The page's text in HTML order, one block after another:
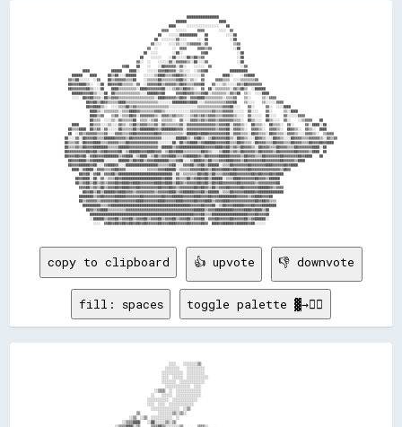
                                                                    ██████████████████
                                                              ██████                  ████
                                                          ████      ░░░░░░░░░░░░░░░░░░    ██
                                                      ▓▓▓▓    ░░░░░░      ▓▓▓▓        ░░░░  ▓▓
                                                    ██    ░░░░░░██████████    ██          ░░░░██
                                                  ██  ░░░░░░░░▓▓░░░░      ░░  ██            ░░██
                                                ▓▓░░░░    ░░░░▒▒░░░░▒▒▓▓▓▓▓▓░░▓▓              ▒▒▓▓
                                              ▓▓  ░░        ░░  ▓▓▓▓      ▓▓▓▓▒▒▓▓            ░░██
                                            ██  ░░░░        ░░██░░          ▓▓██                ░░██
                                          ██    ░░░░░░    ░░██░░░░░░██▒▒██▒▒▓▓                  ░░██
                                        ▓▓░░  ░░    ░░░░░░▓▓░░▓▓▓▓▓▓▒▒░░██░░░░▓▓                ░░██
                                ▓▓██    ██    ░░    ░░██▓▓▓▓▓▓░░▓▓░░    ░░░░░░  ▓▓                ░░▓▓
          ████            ██████    ████░░    ░░░░░░▓▓▓▓██▓▓▓▓░░▒▒░░░░  ░░▒▒▓▓██            ██████████
    ██████    ████      ██▒▒██░░░░██████    ░░░░░░▒▒████▒▒▒▒▓▓██▓▓▒▒░░░░░░░░▓▓          ████░░    ░░▓▓████
  ▓▓▒▒██░░░░░░  ░░▓▓    ██▒▒▓▓▓▓▓▓▒▒▒▒██    ░░▒▒▒▒▒▒██▒▒▒▒▒▒▒▒▓▓██▒▒░░▒▒░░  ▓▓      ▓▓▓▓▒▒▒▒  ░░░░▒▒▒▒▒▒▒▒▓▓
  ██▓▓▓▓████▒▒░░  ░░██  ██▓▓▓▓██▒▒▒▒▒▒░░▓▓  ░░▓▓▓▓▓▓██▒▒▓▓▓▓▓▓▒▒██▓▓▒▒▒▒▓▓▓▓██    ▓▓░░░░▒▒░░░░░░▓▓▒▒██▓▓▓▓▓▓▓▓
  ██▓▓▓▓▓▓▓▓██▒▒░░░░██    ████▒▒▒▒▒▒▒▒▒▒░░████▓▓▓▓▓▓▓▓██░░░░▒▒▓▓▒▒██▓▓▒▒░░  ▓▓  ██░░▒▒▒▒▒▒▒▒░░▓▓▒▒██▒▒  ░░██████
    ██████▓▓▓▓██▒▒░░░░██  ██▒▒▒▒▒▒▒▒▒▒▒▒▒▒░░░░██████▓▓██      ▓▓▓▓██▓▓▓▓▒▒▒▒▓▓██░░▒▒▒▒▒▒▒▒░░▓▓▒▒██  ▒▒░░  ░░░░████
    ░░░░  ██▓▓██▒▒▒▒░░██▒▒▓▓▓▓▒▒▒▒▒▒▒▒▒▒▒▒▒▒▒▒▒▒▒▒░░████▓▓▓▓▓▓▒▒██▓▓░░▓▓▓▓████▒▒▒▒▒▒▒▒▒▒░░▒▒▒▒▓▓    ▒▒░░      ▒▒░░▓▓▓▓
            ██▓▓██▒▒██▓▓▒▒▒▒▒▒████▒▒▒▒▒▒▒▒▒▒▒▒▒▒▒▒▒▒░░░░░░░░████████▓▓████░░░░▒▒▒▒▒▒▒▒▒▒▒▒▓▓▓▓██    ▒▒░░░░    ▒▒░░░░░░▓▓▓▓
            ██▓▓████▒▒░░  ░░░░▒▒▒▒██▒▒▓▓▒▒▒▒▒▒▒▒▒▒▒▒▒▒▒▒▒▒░░░░░░░░░░░░░░░░▒▒▒▒▒▒▒▒▒▒▒▒▒▒▓▓▓▓██░░░░    ▓▓░░      ▓▓░░  ░░░░████
              ████▒▒░░▒▒▒▒▒▒▒▒░░▒▒▒▒████▓▓▒▒▒▒▒▒▒▒▓▓▓▓▒▒░░░░░░░░░░░░░░▒▒▒▒▒▒▒▒▒▒▒▒▓▓▒▒▒▒▓▓▓▓▓▓░░░░░░  ▓▓░░░░    ▓▓░░      ▒▒░░████
              ████▒▒▓▓    ▒▒▓▓░░▒▒▒▒██▓▓░░▓▓▓▓▓▓▓▓▒▒░░▓▓▓▓▒▒▓▓▒▒▒▒░░░░▒▒▓▓▒▒▓▓▒▒▓▓▓▓▒▒▒▒▓▓▓▓▓▓▒▒░░░░  ▓▓░░░░░░  ██░░░░    ▓▓░░░░░░▓▓▓▓
              ██▒▒▒▒  ░░░░▒▒░░▓▓▒▒▒▒▒▒██  ▒▒▒▒░░▒▒▓▓  ▒▒▒▒▒▒░░  ▓▓░░░░▓▓▓▓▒▒▓▓▒▒▓▓▓▓▒▒▓▓▓▓▓▓▓▓▒▒▒▒░░  ██▒▒░░░░  ██▒▒░░░░  ▓▓░░    ░░▒▒▓▓▓▓    ██
    ████      ██▒▒▒▒░░░░▒▒░░░░▓▓▒▒░░▒▒██▒▒▓▓▓▓▒▒▒▒▓▓░░▓▓▒▒▒▒▒▒▒▒▓▓░░▓▓▓▓▓▓▓▓▓▓▓▓▓▓▓▓▒▒▓▓▓▓██░░▓▓▓▓▒▒░░  ██▒▒▒▒░░  ██▒▒▒▒░░  ▓▓░░      ▓▓░░████░░██
  ██▒▒▒▒████  ██▒▒▓▓░░▓▓░░░░░░██▒▒▒▒▒▒██▒▒████████▓▓▒▒████████▓▓▓▓░░▓▓▓▓▓▓▓▓▓▓▓▓▓▓▓▓▒▒▓▓▓▓██░░▓▓▓▓▒▒░░  ▓▓▓▓▒▒░░  ▓▓▓▓▒▒░░  ██▓▓▒▒░░  ▓▓▒▒░░  ████
  ██  ░░▓▓▒▒▓▓▓▓▓▓▒▒▒▒▓▓░░░░▓▓▓▓▒▒▒▒▓▓██▓▓▓▓▓▓▓▓▓▓██▓▓▒▒▒▒▒▒▒▒▒▒▒▒░░██████▓▓████▓▓▓▓▓▓▓▓▓▓██░░▓▓▓▓▒▒▒▒░░██▓▓▒▒▒▒░░██▓▓▒▒▒▒░░▓▓▓▓▒▒░░░░▓▓▓▓▒▒░░  ▒▒▓▓▓▓
██░░░░▓▓░░██▓▓▓▓██▒▒▒▒██████▓▓▓▓▓▓▒▒██▓▓▓▓▓▓▓▓▓▓▓▓▓▓▓▓░░░░░░░░██████▒▒░░▓▓██▒▒░░▒▒██▓▓▓▓▓▓██▒▒░░██▓▓▒▒░░░░██▓▓▒▒░░░░██▓▓▒▒░░░░██▓▓▓▓▒▒▒▒▓▓▓▓▓▓▒▒░░▓▓▒▒▓▓
██▒▒▒▒▓▓░░██▓▓▓▓████▒▒▒▒▓▓▓▓▓▓▒▒▒▒██▓▓▓▓▓▓▓▓▓▓▓▓▓▓▓▓░░░░░░░░██░░██▒▒▓▓████▒▒▓▓██████▓▓▓▓▓▓██▒▒▒▒██▓▓▒▒▒▒░░██▓▓▓▓▒▒▒▒██▓▓▓▓▒▒▒▒██▓▓▓▓▒▒▒▒██▓▓▓▓██▓▓████
██▒▒▒▒▓▓▒▒██▓▓▓▓████████▒▒▒▒▒▒██████▓▓▓▓▓▓▓▓▓▓▓▓▓▓▓▓░░██████▒▒▓▓██████████████▓▓▓▓▓▓████▓▓██▒▒▓▓▒▒██▓▓▓▓▒▒░░██▓▓▓▓▒▒▒▒██▓▓▓▓▒▒▒▒██▓▓▓▓▓▓▓▓████░░██
██▓▓▓▓▓▓▓▓▓▓██▓▓██▒▒▓▓██▓▓▓▓▓▓██░░▒▒██████▓▓▓▓████▓▓▓▓░░▒▒██▓▓████▒▒▒▒▒▒▒▒▒▒██▓▓▒▒░░░░▒▒████▒▒▓▓▒▒██▓▓▓▓▓▓▒▒██▓▓▓▓▓▓▒▒██▓▓▓▓▓▓▓▓██▓▓▓▓▓▓▒▒████  ██
██▓▓▓▓██▓▓██░░▓▓██▓▓▓▓████████▒▒▓▓████░░▒▒████░░▒▒██▒▒▓▓▓▓████▒▒▒▒▓▓██████▓▓▒▒██▓▓▓▓▓▓██████▓▓▓▓▓▓▒▒██▓▓▓▓▒▒▒▒██▓▓▓▓▓▓▓▓██▓▓▓▓▓▓▓▓██▓▓████    ██
  ██▓▓▓▓████▒▒▓▓██████░░░░░░░░██████▒▒██▓▓██▒▒▓▓▓▓████████▒▒▒▒▓▓██░░░░▒▒████▓▓▒▒██▒▒▒▒▓▓▓▓████▓▓▓▓▒▒██▓▓▓▓▓▓▓▓██▓▓▓▓▓▓▓▓██▓▓▓▓▓▓▒▒████
  ██▓▓▓▓██████▓▓██░░░░▓▓████▓▓░░░░██████████████████▒▒▒▒▒▒▓▓██░░░░▓▓▓▓██▒▒▓▓██▒▒██████░░▒▒▒▒██▓▓▓▓▓▓▓▓██▓▓▓▓▓▓▓▓████▓▓▓▓▓▓██▓▓████
    ████░░▓▓████░░▓▓▓▓▒▒▒▒▓▓██▓▓▓▓░░░░░░░░░░░░▒▒▒▒▒▒▓▓▓▓██████░░▒▒▒▒▒▒▓▓▓▓▓▓██▓▓▒▒██▓▓▓▓████▓▓██▓▓▓▓▓▓██▓▓▓▓▓▓▓▓▓▓▓▓▓▓▓▓▒▒██▓▓
        ██▓▓██░░▓▓██░░▓▓▓▓██▒▒██████████████████████████████░░▓▓░░▒▒▒▒▒▒▒▒██▓▓██▒▒██▒▒▒▒▓▓▓▓████▓▓▓▓▓▓▓▓██▓▓██▓▓▓▓██▓▓████
      ██▓▓████░░██░░▓▓░░▒▒▒▒██▓▓██████████████████████▓▓████░░▓▓▒▒▒▒██▒▒▓▓██▓▓██▒▒██████░░▒▒▒▒████▓▓▓▓▓▓▓▓██▓▓▓▓▒▒██████
      ██▒▒▓▓██▒▒██▒▒▓▓▒▒▓▓▓▓██▓▓████▓▓████▓▓▓▓▓▓▓▓████▓▓████▒▒██▓▓▒▒▓▓▓▓▓▓██▓▓██▒▒██▓▓██▓▓▓▓▓▓▓▓██▓▓▓▓▓▓▓▓▒▒▓▓▓▓▓▓▓▓▓▓██
        ▓▓▓▓██▒▒▓▓▒▒██▒▒▓▓▓▓██▓▓████▓▓▓▓██▓▓▓▓▓▓▓▓▓▓██▓▓▓▓██▓▓▒▒▓▓▓▓▓▓▓▓██▓▓██▓▓▒▒██▒▒▓▓▓▓██▓▓▓▓▓▓██▓▓▓▓▓▓▓▓██████▓▓▒▒▓▓▓▓
          ██▓▓██▒▒██▒▒██████▓▓████▓▓▓▓▒▒▓▓▓▓▓▓▓▓▓▓▒▒▓▓▓▓▓▓████▒▒▓▓██████▓▓▓▓██▒▒██████░░▒▒▒▒██▓▓▓▓▓▓██████▓▓██████████████
        ████████▒▒▓▓██▓▓▓▓▓▓██████▓▓▓▓▓▓▓▓██▓▓▓▓▓▓▓▓▓▓██▓▓▓▓██████▓▓▓▓▓▓████▓▓▓▓██▓▓▓▓██████████▓▓▓▓▓▓▒▒▓▓████▓▓▓▓██
        ██▒▒▓▓▓▓▓▓▒▒▓▓▓▓▓▓▓▓██▓▓▓▓▓▓▓▓▓▓████▓▓▓▓▓▓▓▓████▓▓▓▓▓▓████▓▓▓▓▓▓██▓▓▓▓████▒▒▓▓▓▓████▓▓▓▓▓▓▓▓▓▓▓▓▓▓██▓▓██▓▓▒▒▒▒
          ██████████▒▒▒▒▓▓████████████████████████████████████████████▓▓▓▓▓▓██▓▓▓▓██░░▒▒██▓▓▓▓██████▓▓▓▓██▓▓▓▓████████
            ██▓▓▒▒▓▓████▒▒▒▒▒▒▒▒▒▒▓▓▓▓▓▓▓▓▓▓▓▓▓▓▓▓▓▓▓▓▓▓▓▓▓▓▓▓▓▓▓▓▓▓▓▓▓▓██████▒▒▓▓▓▓██████████▓▓▓▓▓▓████▓▓████▒▒██
              ██████████████████████████████████████████████████████████▓▓▓▓██▒▒▒▒████████████████████▓▓▓▓██▓▓▓▓██
              ░░██████▒▒▓▓▓▓██▒▒▓▓▓▓██▒▒▓▓▓▓██▒▒▓▓▓▓██▒▒▓▓▓▓██▒▒▓▓▓▓██▒▒▓▓▓▓██░░▓▓▓▓██▓▓▓▓▓▓██▓▓▓▓▓▓██▒▒▓▓██████░░
copy to clipboard 👍 upvote 👎 downvote
fill: spaces toggle palette ▓→✊🏽